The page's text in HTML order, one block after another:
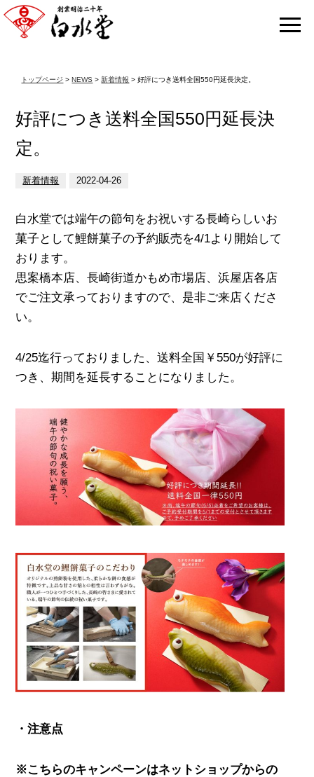
トップページ >NEWS >新着情報 > 好評につき送料全国550円延長決定。
好評につき送料全国550円延長決
定。
新着情報 2022-04-26
白水堂では端午の節句をお祝いする長崎らしいお
菓子として鯉餅菓子の予約販売を4/1より開始して
おります。
思案橋本店、長崎街道かもめ市場店、浜屋店各店
でご注文承っておりますので、是非ご来店くださ
い。
4/25迄行っておりました、送料全国￥550が好評に
つき、期間を延長することになりました。
・注意点
※こちらのキャンペーンはネットショップからの